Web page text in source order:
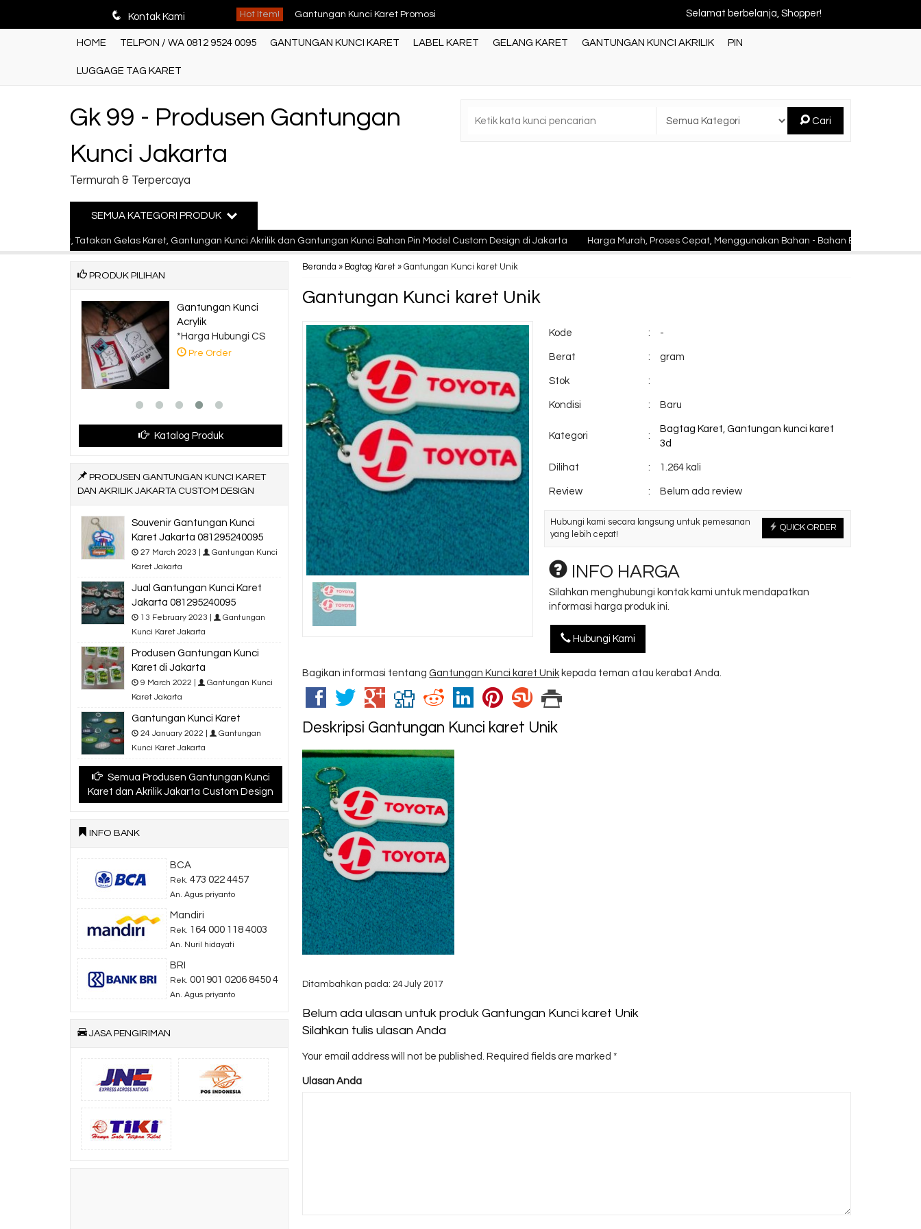
q Kontak Kami Hot Item! Gantungan Kunci Karet Jakarta
Cassing Flasdish-Zipper Puller karet
Gantungan kunci Karet
Selamat berbelanja, Shopper!
HOME TELPON / WA 0812 9524 0095 GANTUNGAN KUNCI KARET LABEL KARET GELANG KARET GANTUNGAN KUNCI AKRILIK PIN
LUGGAGE TAG KARET
Gk 99 - Produsen Gantungan
Kunci Jakarta
Termurah & Terpercaya
Cari
SEMUA KATEGORI PRODUK
Tatakan Gelas Karet, Gantungan Kunci Akrilik dan Gantungan Kunci Bahan Pin Model Custom Design di Jakarta Harga Murah, Proses Cepat, Menggunakan Bahan - Bahan Berkualitas Standar
Beranda » Bagtag Karet »Gantungan Kunci karet Unik
Gantungan Kunci karet Unik
Kode : -
Berat : gram
Stok :
Kondisi : Baru
Kategori :
Bagtag Karet, Gantungan kunci karet
3d
Dilihat : 1.264 kali
Review : Belum ada review
QUICK ORDER
Hubungi kami secara langsung untuk pemesanan
yang lebih cepat!
INFO HARGA
Silahkan menghubungi kontak kami untuk mendapatkan
informasi harga produk ini.
Hubungi Kami
Bagikan informasi tentangGantungan Kunci karet Unikkepada teman atau kerabat Anda.
Deskripsi Gantungan Kunci karet Unik
Ditambahkan pada: 24 July 2017
Belum ada ulasan untuk produk Gantungan Kunci karet Unik
Silahkan tulis ulasan Anda
Your email address will not be published. Required fields are marked*
Ulasan Anda
PRODUK PILIHAN
Bagtag Karet
Jakarta
*Harga Hubungi CS
Pre Order
Katalog Produk
PRODUSEN GANTUNGAN KUNCI KARET
DAN AKRILIK JAKARTA CUSTOM DESIGN
Souvenir Gantungan Kunci
Karet Jakarta 081295240095
27 March 2023 |
Gantungan Kunci
Karet Jakarta
Jual Gantungan Kunci Karet
Jakarta 081295240095
13 February 2023 |
Gantungan
Kunci Karet Jakarta
Produsen Gantungan Kunci
Karet di Jakarta
9 March 2022 |
Gantungan Kunci
Karet Jakarta
Gantungan Kunci Karet
24 January 2022 |
Gantungan
Kunci Karet Jakarta
Semua Produsen Gantungan Kunci
Karet dan Akrilik Jakarta Custom Design
INFO BANK
BCA
Rek. 473 022 4457
An. Agus priyanto
Mandiri
Rek. 164 000 118 4003
An. Nuril hidayati
BRI
Rek. 001901 0206 8450 4
An. Agus priyanto
JASA PENGIRIMAN